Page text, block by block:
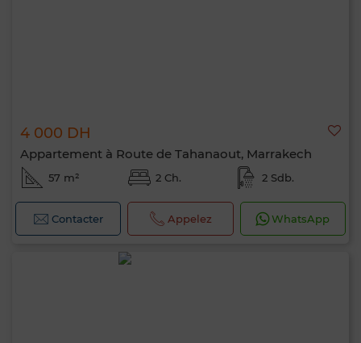
4 000 DH
Appartement à Route de Tahanaout, Marrakech
57 m² 2 Ch. 2 Sdb.
Contacter Appelez WhatsApp